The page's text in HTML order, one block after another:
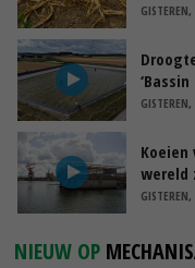
wereld
NIEUW OP